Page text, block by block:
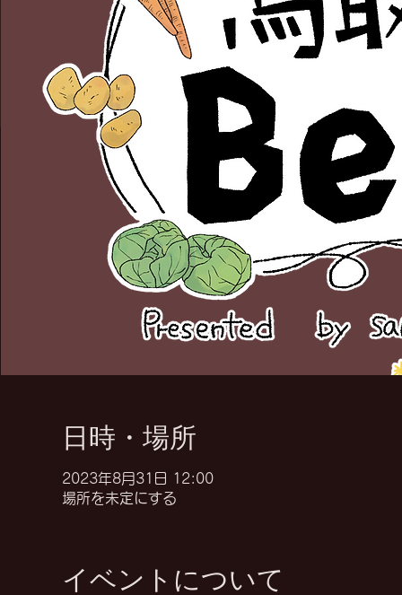
日時・場所
2023年8月31日 12:00
場所を未定にする
イベントについて